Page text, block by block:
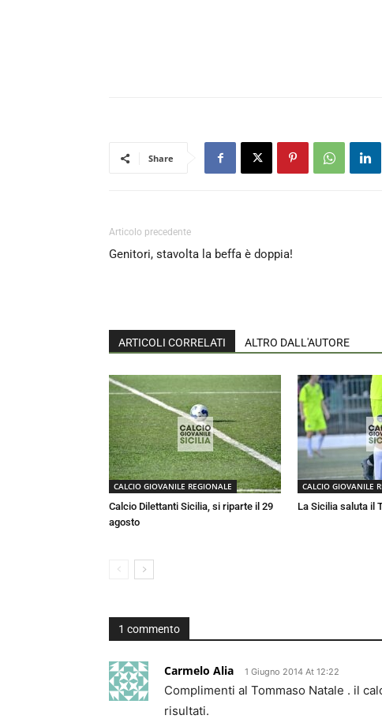
Share
Articolo precedente
Genitori, stavolta la beffa è doppia!
ARTICOLI CORRELATI ALTRO DALL'AUTORE
CALCIO GIOVANILE REGIONALE
Calcio Dilettanti Sicilia, si riparte il 29
agosto
CALCIO GIOVANILE
La Sicilia saluta il
1 commento
Carmelo Alia 1 Giugno 2014 At 12:22
Complimenti al Tommaso Natale . il
risultati.